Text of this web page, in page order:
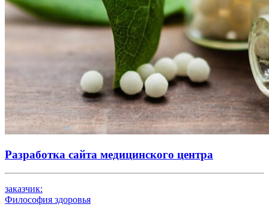
Разработка сайта медицинского центра
заказчик:
Философия здоровья